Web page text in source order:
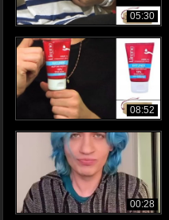
05:30
08:52
00:28